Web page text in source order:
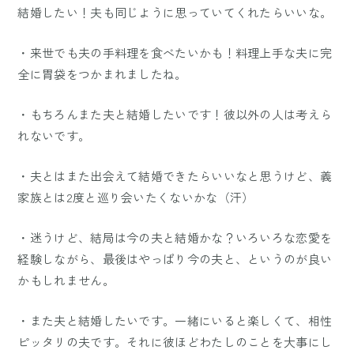
結婚したい！夫も同じように思っていてくれたらいいな。
・来世でも夫の手料理を食べたいかも！料理上手な夫に完
全に胃袋をつかまれましたね。
・もちろんまた夫と結婚したいです！彼以外の人は考えら
れないです。
・夫とはまた出会えて結婚できたらいいなと思うけど、義
家族とは2度と巡り会いたくないかな（汗）
・迷うけど、結局は今の夫と結婚かな？いろいろな恋愛を
経験しながら、最後はやっぱり今の夫と、というのが良い
かもしれません。
・また夫と結婚したいです。一緒にいると楽しくて、相性
ピッタリの夫です。それに彼ほどわたしのことを大事にし